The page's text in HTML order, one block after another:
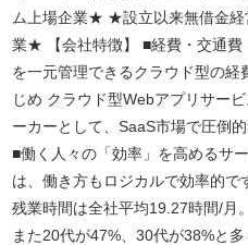
ム上場企業★ ★設立以来無借金経
業★ 【会社特徴】 ■経費・交通費
を一元管理できるクラウド型の
じめ クラウド型Webアプリサー
ーカーとして、SaaS市場で圧倒
■働く人々の「効率」を高めるサ
は、働き方もロジカルで効率的で
残業時間は全社平均19.27時間/月。
また20代が47%、30代が38%と